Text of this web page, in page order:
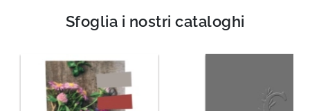
Sfoglia i nostri cataloghi